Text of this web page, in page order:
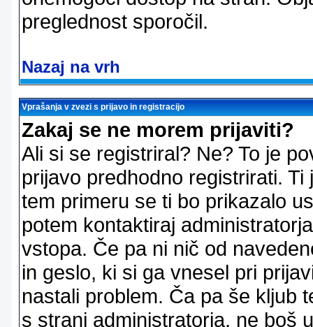
preglednost sporočil.
Nazaj na vrh
Vprašanja v zvezi s prijavo in registracijo
Zakaj se ne morem prijaviti?
Ali si se registriral? Ne? To je
prijavo predhodno registrirati.
tem primeru se ti bo prikazalo
potem kontaktiraj
vstopa. Če pa ni nič od
in geslo, ki si ga vnesel pri
nastali problem. Ča pa še kljub
s strani administratorja, ne boš